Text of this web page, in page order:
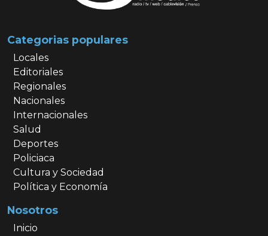
Categorias populares
Locales
Editoriales
Regionales
Nacionales
Internacionales
Salud
Deportes
Policiaca
Cultura y Sociedad
Política y Economía
Nosotros
Inicio